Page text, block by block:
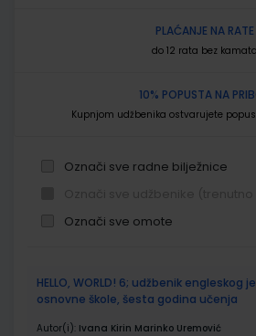
PLAĆANJE NA RATE
do 12 rata bez kamata
10% POPUSTA NA
Kupnjom udžbenika ostvarujete
Označi sve radne bilježnice
Označi sve omote
proizvodi
HELLO, WORLD! 6; udžbenik engleskog
osnovne škole, šesta godina učenja
Autor(i): Ivana Kirin Marinko Uremović